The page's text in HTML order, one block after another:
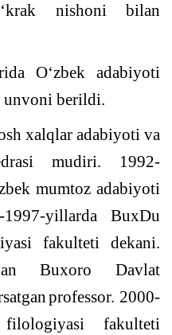
nishoni bilan
O‘zbek adabiyoti
unvoni berildi.
xalqlar adabiyoti va
mudiri. 1992-
mumtoz adabiyoti
yillarda BuxDu
fakulteti dekani.
Buxoro Davlat
professor. 2000-
fakulteti